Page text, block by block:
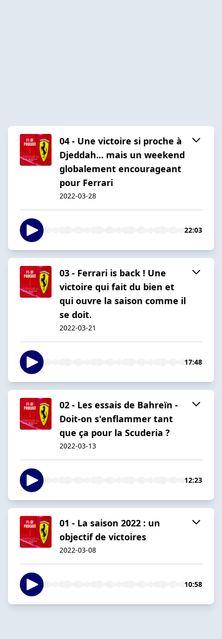
04 - Une victoire si proche à
Djeddah... mais un weekend
globalement encourageant
pour Ferrari
2022-03-28
22:03
03 - Ferrari is back ! Une
victoire qui fait du bien et
qui ouvre la saison comme il
se doit.
2022-03-21
17:48
02 - Les essais de Bahreïn -
Doit-on s'enflammer tant
que ça pour la Scuderia ?
2022-03-13
12:23
01 - La saison 2022 : un
objectif de victoires
2022-03-08
10:58